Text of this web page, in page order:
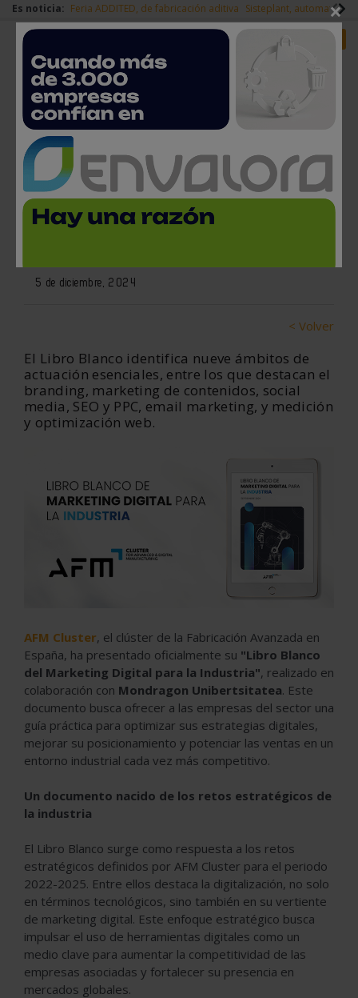
Es noticia: Feria ADDITED, de fabricación aditiva Sisteplant,
Redes Sociales Login empresas
AFM Cluster presenta su libro
blanco del marketing digital
5 de diciembre, 2024
< Volver
El Libro Blanco identifica nueve ámbitos de
actuación esenciales, entre los que destacan el
branding, marketing de contenidos, social
media, SEO y PPC, email marketing, y medición
y optimización web.
AFM Cluster, el clúster de la Fabricación Avanzada en
España, ha presentado oficialmente su "Libro Blanco
del Marketing Digital para la Industria", realizado en
colaboración con Mondragon Unibertsitatea. Este
documento busca ofrecer a las empresas del sector una
guía práctica para optimizar sus estrategias digitales,
mejorar su posicionamiento y potenciar las ventas en un
entorno industrial cada vez más competitivo.
Un documento nacido de los retos estratégicos de
la industria
El Libro Blanco surge como respuesta a los retos
estratégicos definidos por AFM Cluster para el periodo
2022-2025. Entre ellos destaca la digitalización, no solo
en términos tecnológicos, sino también en su vertiente
de marketing digital. Este enfoque estratégico busca
impulsar el uso de herramientas digitales como un
medio clave para aumentar la competitividad de las
empresas asociadas y fortalecer su presencia en
mercados globales.
×